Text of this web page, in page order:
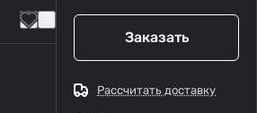
Заказать
Рассчитать доставку